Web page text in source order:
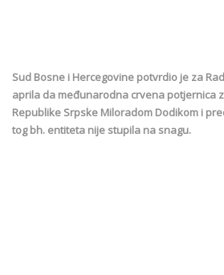
Sud Bosne i Hercegovine potvrdio je za
aprila da međunarodna crvena potjernica
Republike Srpske Miloradom Dodikom i
tog bh. entiteta nije stupila na snagu.